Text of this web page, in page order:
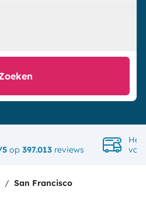
5 op 397.013 reviews
Het
van
San Francisco